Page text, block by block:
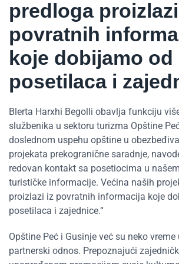
predloga
povratnih
koje dobijamo od
posetilaca i
Blerta Harxhi Begolli obavlja funkciju
službenika u sektoru turizma Opštine
doslednom uspehu opštine u
projekata prekogranične saradnje,
redovan kontakt sa posetiocima u
turističke informacije. Većina naših
proizlazi iz povratnih informacija koje
posetilaca i zajednice.“
Opštine Peć i Gusinje već su neko
partnerski odnos. Prepoznajući